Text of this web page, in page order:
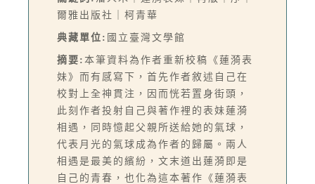
爾雅出版社｜柯青華
典藏單位: 國立臺灣文學館
摘要: 本筆資料為作者重新校稿《蓮漪表
妹》而有感寫下，首先作者敘述自己在
校對上全神貫注，因而恍若置身街頭，
此刻作者投射自己與著作裡的表妹蓮漪
相遇，同時憶起父親所送給她的氣球，
代表月光的氣球成為作者的歸屬。兩人
相遇是最美的繽紛，文末道出蓮漪即是
自己的青春，也化為這本著作《蓮漪表